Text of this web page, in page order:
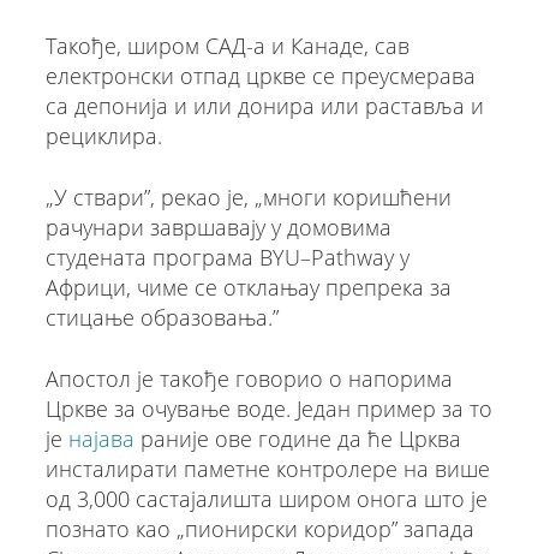
Такође, широм САД-а и Канаде, сав
електронски отпад цркве се преусмерава
са депонија и или донира или раставља и
рециклира.
„У ствари”, рекао је, „многи коришћени
рачунари завршавају у домовима
студената програма BYU–Pathway у
Африци, чиме се отклањау препрека за
стицање образовања.”
Апостол је такође говорио о напорима
Цркве за очување воде. Један пример за то
је најава раније ове године да ће Црква
инсталирати паметне контролере на више
од 3,000 састајалишта широм онога што је
познато као „пионирски коридор” запада